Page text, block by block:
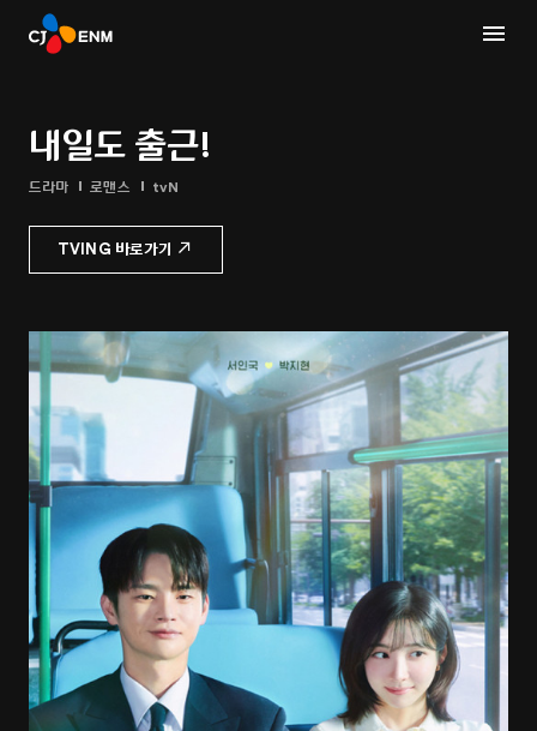
내일도 출근!
드라마 로맨스 tvN
TVING 바로가기